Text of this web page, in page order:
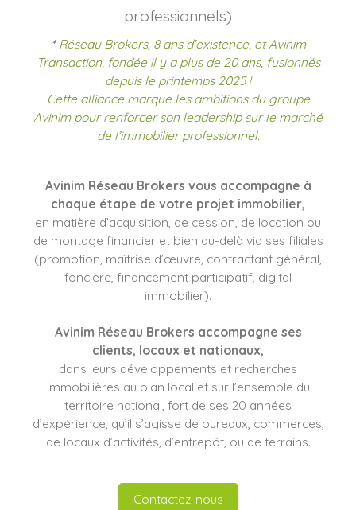
professionnels)
*Réseau Brokers, 8 ans d’existence, et Avinim
Transaction, fondée il y a plus de 20 ans, fusionnés
depuis le printemps 2025 !
Cette alliance marque les ambitions du groupe
Avinim pour renforcer son leadership sur le marché
de l’immobilier professionnel.
Avinim Réseau Brokers vous accompagne à
chaque étape de votre projet immobilier,
en matière d’acquisition, de cession, de location ou
de montage financier et bien au-delà via ses filiales
(promotion, maîtrise d’œuvre, contractant général,
foncière, financement participatif, digital
immobilier).
Avinim Réseau Brokers accompagne ses
clients, locaux et nationaux,
dans leurs développements et recherches
immobilières au plan local et sur l’ensemble du
territoire national, fort de ses 20 années
d’expérience, qu’il s’agisse de bureaux, commerces,
de locaux d’activités, d’entrepôt, ou de terrains.
Contactez-nous